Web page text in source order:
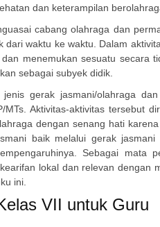
dan keterampilan
cabang olahraga dan
waktu ke waktu. Dalam
menemukan sesuatu secara
sebagai subyek didik.
gerak jasmani/olahraga dan
Aktivitas-aktivitas tersebut
dengan senang hati
baik melalui gerak jasmani
Sebagai mata
lokal dan relevan dengan
ini.
VII untuk Guru